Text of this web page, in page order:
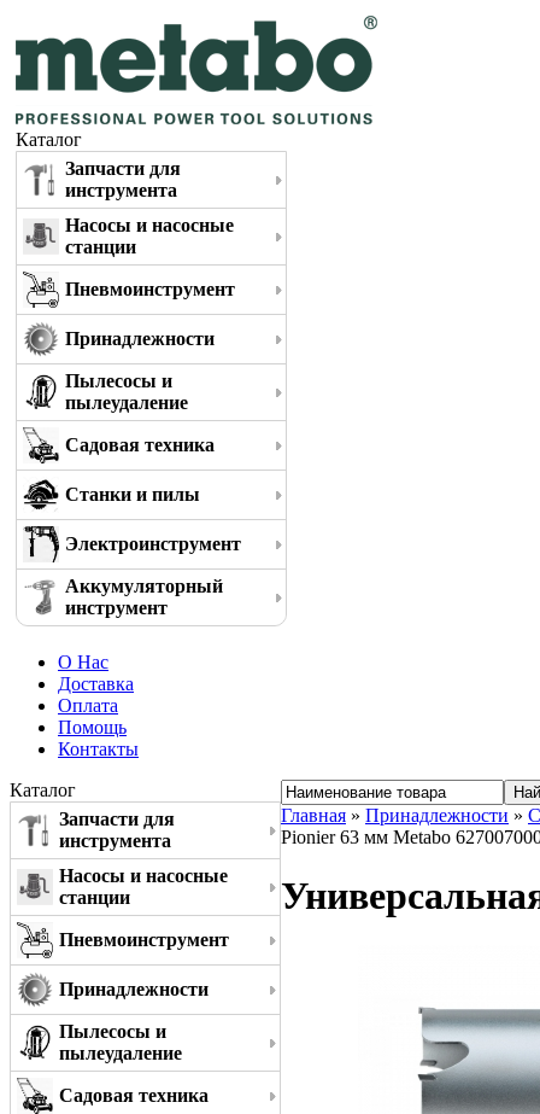
Каталог
Запчасти для
инструмента
Насосы и насосные
станции
Пневмоинструмент
Принадлежности
Пылесосы и
пылеудаление
Садовая техника
Станки и пилы
Электроинструмент
Аккумуляторный
инструмент
О Нас
Доставка
Оплата
Помощь
Контакты
Каталог
Запчасти для
инструмента
Насосы и насосные
станции
Пневмоинструмент
Принадлежности
Пылесосы и
пылеудаление
Садовая техника
Главная » Принадлежности »
Pionier 63 мм Metabo